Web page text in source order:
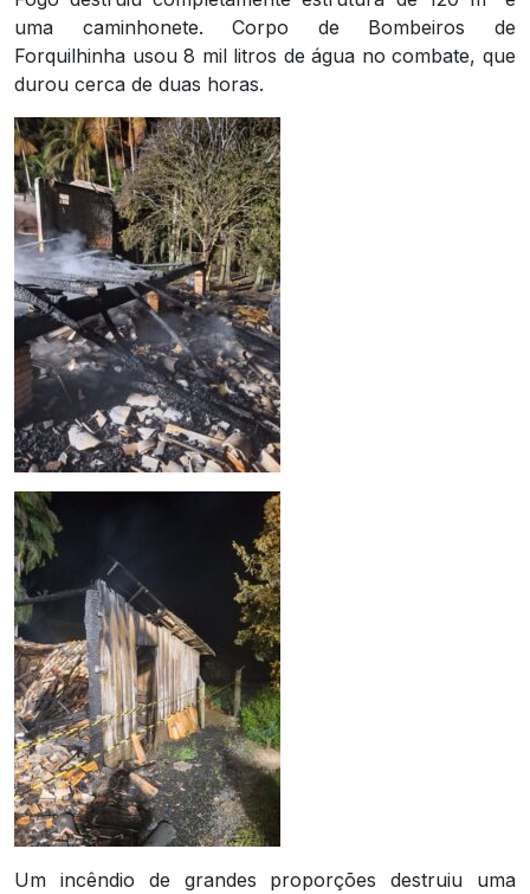
uma caminhonete. Corpo de Bombeiros de
Forquilhinha usou 8 mil litros de água no combate, que
durou cerca de duas horas.
Um incêndio de grandes proporções destruiu uma